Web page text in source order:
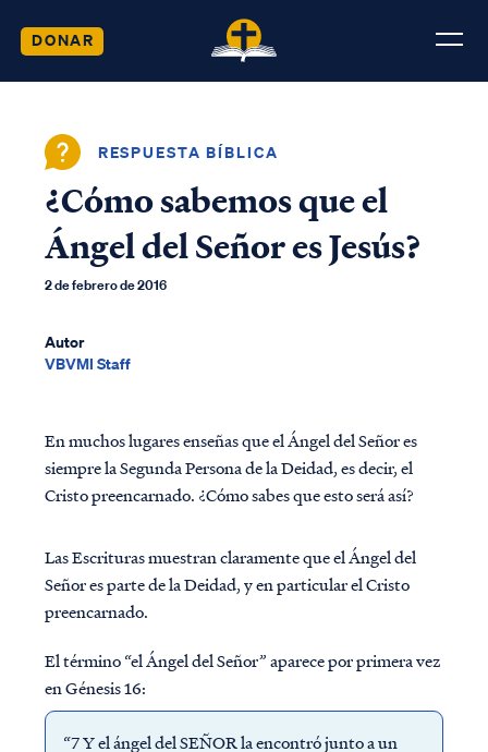
DONAR
RESPUESTA BÍBLICA
¿Cómo sabemos que el
Ángel del Señor es Jesús?
2 de febrero de 2016
Autor
VBVMI Staff
En muchos lugares enseñas que el Ángel del Señor es
siempre la Segunda Persona de la Deidad, es decir, el
Cristo preencarnado. ¿Cómo sabes que esto será así?
Las Escrituras muestran claramente que el Ángel del
Señor es parte de la Deidad, y en particular el Cristo
preencarnado.
El término “el Ángel del Señor” aparece por primera vez
en Génesis 16:
“7 Y el ángel del SEÑOR la ​​encontró junto a un